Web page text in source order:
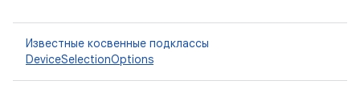
Известные косвенные подклассы
DeviceSelectionOptions